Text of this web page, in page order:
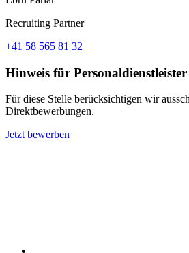
Recruiting Partner
+41 58 565 81 32
Hinweis für Personaldienstleister
Für diese Stelle berücksichtigen wir
Direktbewerbungen.
Jetzt bewerben